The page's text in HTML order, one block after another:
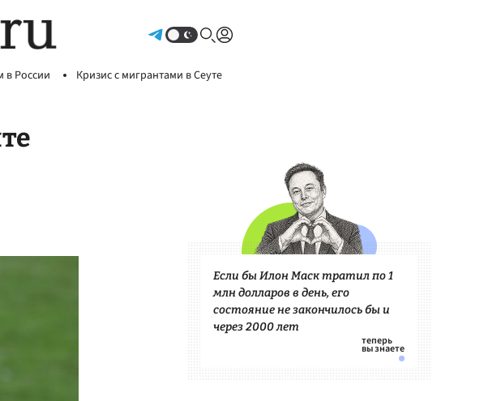
в России Кризис с мигрантами в Сеуте
Если бы Илон Маск тратил по 1
млн долларов в день, его
состояние не закончилось бы и
через 2000 лет